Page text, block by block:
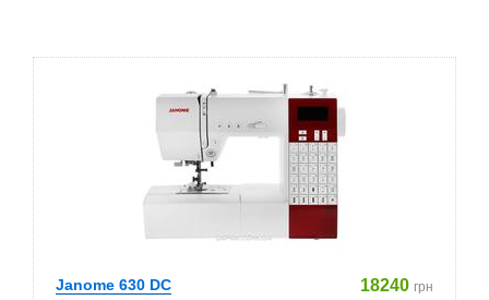
Janome 630 DC 18240 грн